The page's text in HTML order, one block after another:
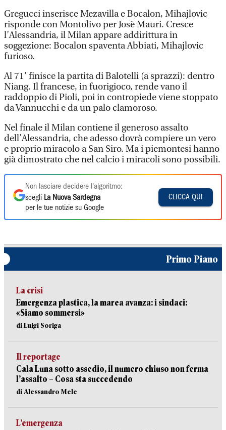
Gregucci inserisce Mezavilla e Bocalon, Mihajlovic
risponde con Montolivo per Josè Mauri. Cresce
l’Alessandria, il Milan appare addirittura in
soggezione: Bocalon spaventa Abbiati, Mihajlovic
furioso.
Al 71’ finisce la partita di Balotelli (a sprazzi): dentro
Niang. Il francese, in fuorigioco, rende vano il
raddoppio di Pioli, poi in contropiede viene stoppato
da Vannucchi e da un palo clamoroso.
Nel finale il Milan contiene il generoso assalto
dell’Alessandria, che adesso dovrà compiere un vero
e proprio miracolo a San Siro. Ma i piemontesi hanno
già dimostrato che nel calcio i miracoli sono possibili.
Non lasciare decidere l'algoritmo:
scegli La Nuova Sardegna
per le tue notizie su Google
CLICCA QUI
Primo Piano
La crisi
Emergenza plastica, la marea avanza: i sindaci:
«Siamo sommersi»
di Luigi Soriga
Il reportage
Cala Luna sotto assedio, il numero chiuso non ferma
l’assalto – Cosa sta succedendo
di Alessandro Mele
L’emergenza